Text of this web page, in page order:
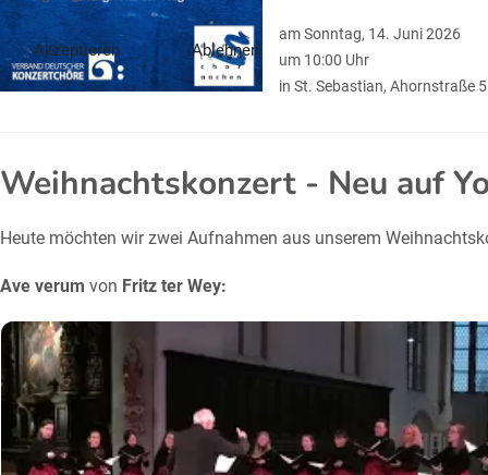
am Sonntag, 14. Juni 2026
um 10:00 Uhr
in St. Sebastian, Ahornstraße
Weihnachtskonzert - Neu auf
Heute möchten wir zwei Aufnahmen aus unserem
Ave verum von Fritz ter Wey:
Akzeptieren Ablehnen